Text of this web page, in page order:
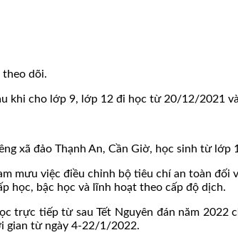
theo dõi.
khi cho lớp 9, lớp 12 đi học từ 20/12/2021
xã đảo Thạnh An, Cần Giờ, học sinh từ
mưu việc điều chỉnh bộ tiêu chí an toàn đối
học, bậc học và lĩnh hoạt theo cấp độ dịch.
trực tiếp từ sau Tết Nguyên đán năm 2022
gian từ ngày 4-22/1/2022.